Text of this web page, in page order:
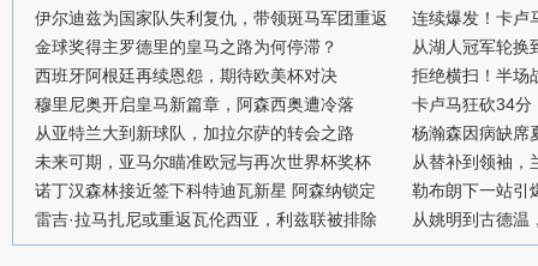
伊尔迪兹为国家队失利复仇，带领斑马军团重返
金球奖得主罗德里的皇马之路为何停滞？
西班牙阿根廷再续恩怨，期待欧美杯对决
穆里尼奥开启皇马新篇章，阿森西奥遭冷落
从亚特兰大到新球队，加拉尔萨的转会之路
未来可期，亚马尔瞄准欧冠与再次世界杯奖杯
诺丁汉森林接近签下科特迪瓦新星 阿森纳锁定
雷吉·拉马扎尼或重返瓦伦西亚，利兹联被排除
连续爆发！卡卢
从湖人冠军轮换
拒绝横扫！半场
卡卢马狂砍34分
杨瀚森因病缺席
从替补到领袖，
勒布朗下一站引
从姚明到古德温